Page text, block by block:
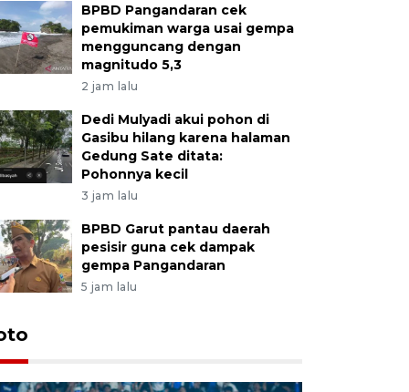
BPBD Pangandaran cek
pemukiman warga usai gempa
mengguncang dengan
magnitudo 5,3
2 jam lalu
Dedi Mulyadi akui pohon di
Gasibu hilang karena halaman
Gedung Sate ditata:
Pohonnya kecil
3 jam lalu
BPBD Garut pantau daerah
pesisir guna cek dampak
gempa Pangandaran
5 jam lalu